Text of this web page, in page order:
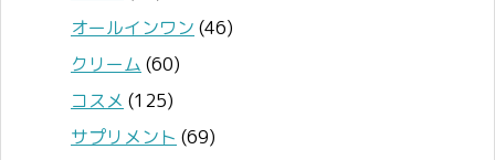
オールインワン (46)
クリーム (60)
コスメ (125)
サプリメント (69)